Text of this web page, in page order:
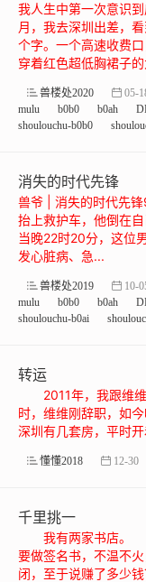
我人生中第一次意识
月，我去深圳出差，
个字。一个高速收费
穿着红色超低胸裙子
兽楼处2020 05-
mulu
b0b0 b0ah
shoulouchu-b0b0
消失的时代先锋
兽爷 | 消失的时代先
抬上救护车，他倒在
当晚22时20分，这位
发心脏病、急...
兽楼处2019 10-
mulu
b0b0 b0ah
shoulouchu-b0ai
转运
2011年，我跟维
时，维维刚辞职，
深圳有几套房，平时
懂懂2018 12-30
千里挑一
我有两家书店。
要做签名书，不温不
闭，至于说赚了多少